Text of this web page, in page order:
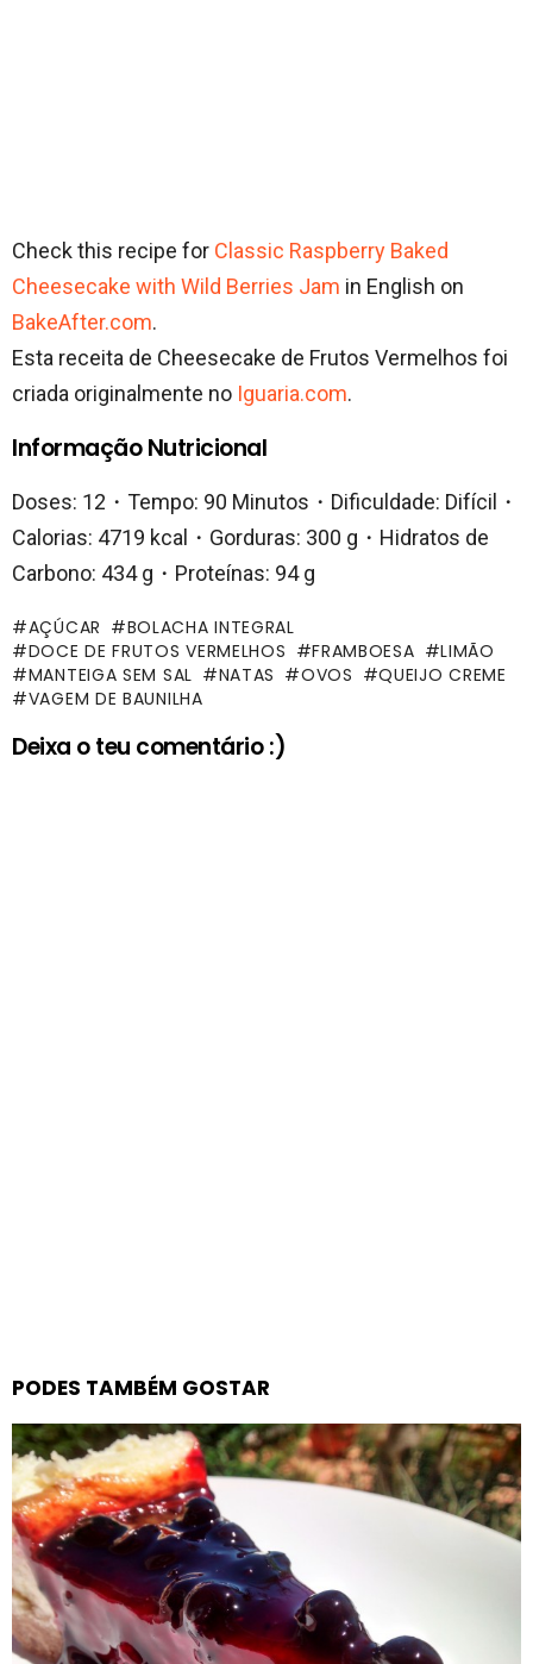
Check this recipe for Classic Raspberry Baked
Cheesecake with Wild Berries Jam in English on
BakeAfter.com.
Esta receita de Cheesecake de Frutos Vermelhos foi
criada originalmente no Iguaria.com.
Informação Nutricional
Doses: 12・Tempo: 90 Minutos・Dificuldade: Difícil・
Calorias: 4719 kcal・Gorduras: 300 g・Hidratos de
Carbono: 434 g・Proteínas: 94 g
AÇÚCAR
BOLACHA INTEGRAL
DOCE DE FRUTOS VERMELHOS
FRAMBOESA
LIMÃO
MANTEIGA SEM SAL
NATAS OVOS
QUEIJO CREME
VAGEM DE BAUNILHA
Deixa o teu comentário :)
PODES TAMBÉM GOSTAR